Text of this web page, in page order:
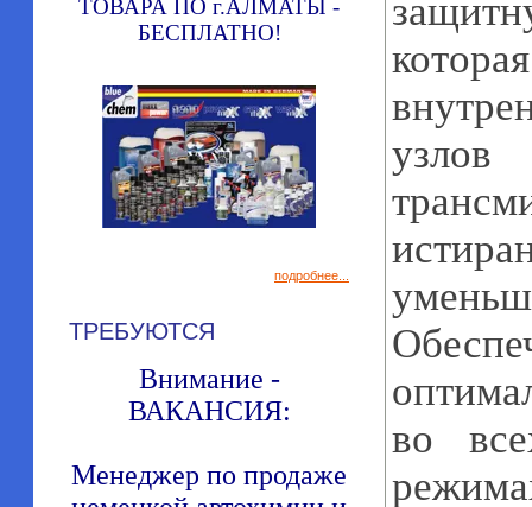
ТОВАРА ПО г.АЛМАТЫ -
БЕСПЛАТНО!
подробнее...
ТРЕБУЮТСЯ
Внимание -
ВАКАНСИЯ:
Менеджер по продаже
во